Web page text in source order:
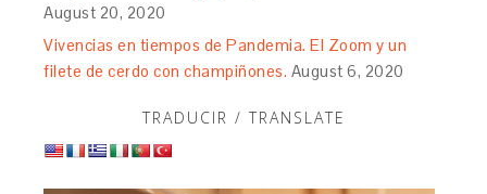
August 20, 2020
Vivencias en tiempos de Pandemia. El Zoom y un
filete de cerdo con champiñones. August 6, 2020
TRADUCIR / TRANSLATE